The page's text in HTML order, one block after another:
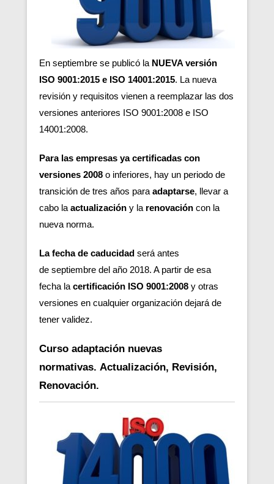
En septiembre se publicó la NUEVA versión
ISO 9001:2015 e ISO 14001:2015. La nueva
revisión y requisitos vienen a reemplazar las dos
versiones anteriores ISO 9001:2008 e ISO
14001:2008.
Para las empresas ya certificadas con
versiones 2008 o inferiores, hay un periodo de
transición de tres años para adaptarse, llevar a
cabo la actualización y la renovación con la
nueva norma.
La fecha de caducidad será antes
de septiembre del año 2018. A partir de esa
fecha la certificación ISO 9001:2008 y otras
versiones en cualquier organización dejará de
tener validez.
Curso adaptación nuevas
normativas. Actualización, Revisión,
Renovación.